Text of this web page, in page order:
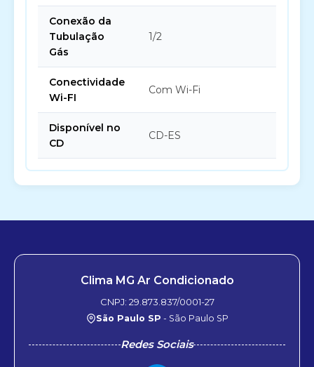
Conexão da
Tubulação
Gás
1/2
Conectividade
Wi-FI
Com Wi-Fi
Disponível no
CD
CD-ES
Clima MG Ar Condicionado
CNPJ: 29.873.837/0001-27
São Paulo SP - São Paulo SP
Redes Sociais